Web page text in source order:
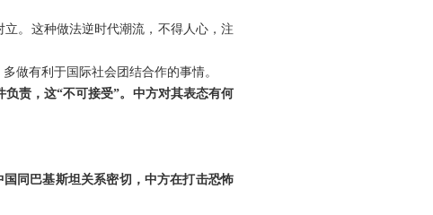
。这种做法逆时代潮流，不得人心，注
做有利于国际社会团结合作的事情。
责，这“不可接受”。中方对其表态有何
同巴基斯坦关系密切，中方在打击恐怖